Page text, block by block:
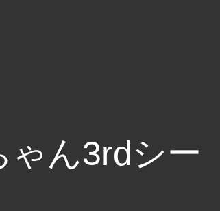
ゃん3rdシー